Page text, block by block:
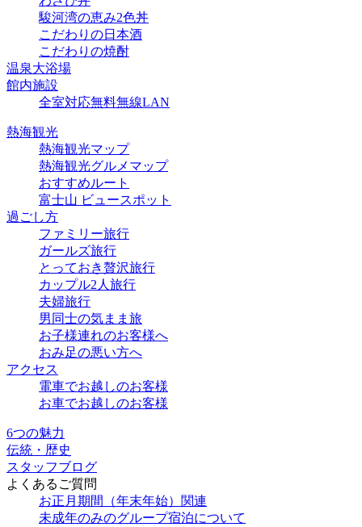
駿河湾の恵み2色丼
こだわりの日本酒
こだわりの焼酎
温泉大浴場
館内施設
全室対応無料無線LAN
熱海観光
熱海観光マップ
熱海観光グルメマップ
おすすめルート
富士山 ビュースポット
過ごし方
ファミリー旅行
ガールズ旅行
とっておき贅沢旅行
カップル2人旅行
夫婦旅行
男同士の気まま旅
お子様連れのお客様へ
おみ足の悪い方へ
アクセス
電車でお越しのお客様
お車でお越しのお客様
6つの魅力
伝統・歴史
スタッフブログ
よくあるご質問
お正月期間（年末年始）関連
未成年のみのグループ宿泊について